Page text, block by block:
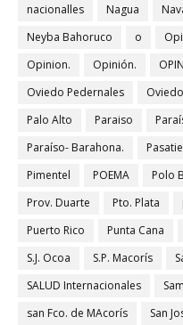
nacionalles
Nagua
Neyba Bahoruco
o
Opinion.
Opinión.
Oviedo Pedernales
Palo Alto
Paraiso
Paraíso- Barahona.
Pimentel
POEMA Polo
Prov. Duarte
Pto. Plata
Puerto Rico
Punta Cana
S.J. Ocoa
S.P. Macorís
SALUD Internacionales
san Fco. de MAcorís
San